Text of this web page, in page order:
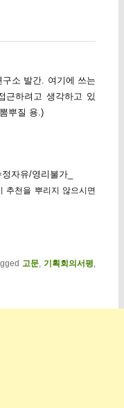
소 발간. 여기에 쓰는
근하려고 생각하고 있
뿌질 용.)
자유/영리불가_
추천을 뿌리지 않으시면
고문 ,기획회의서평